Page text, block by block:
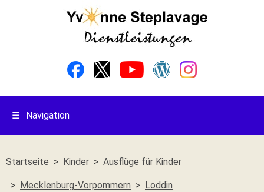
☰ Navigation
Startseite Kinder Ausflüge für Kinder
Mecklenburg-Vorpommern Loddin